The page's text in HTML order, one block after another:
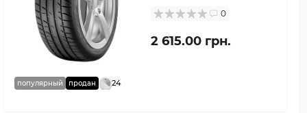
популярный продан 24
0
2 615.00 грн.